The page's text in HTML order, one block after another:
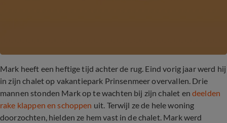
Mark heeft een heftige tijd achter de rug. Eind vorig jaar werd hij
in zijn chalet op vakantiepark Prinsenmeer overvallen. Drie
mannen stonden Mark op te wachten bij zijn chalet en deelden
rake klappen en schoppen uit. Terwijl ze de hele woning
doorzochten, hielden ze hem vast in de chalet. Mark werd